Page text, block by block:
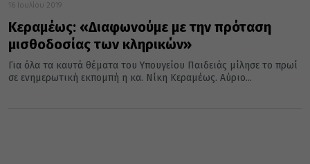
16 Ιουλίου 2019
Κεραμέως: «Διαφωνούμε με την πρόταση
μισθοδοσίας των κληρικών»
Για όλα τα καυτά θέματα του Υπουγείου Παιδειάς μίλησε το πρωί
σε ενημερωτική εκπομπή η κα. Νίκη Κεραμέως. Αύριο...